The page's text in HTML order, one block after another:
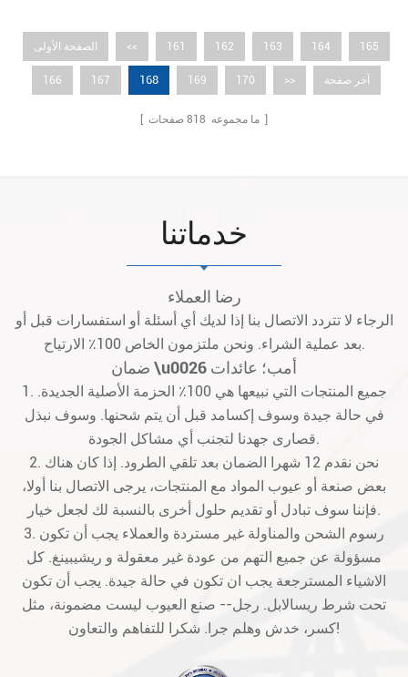
الصفحة الأولى << 161 162 163 164 165
166 167 168 169 170 >> آخر صفحة
[ ما مجموعه 818 صفحات ]
خدماتنا
رضا العملاء
الرجاء لا تتردد الاتصال بنا إذا لديك أي أسئلة أو استفسارات قبل أو
بعد عملية الشراء. ونحن ملتزمون الخاص 100٪ الارتياح.
ضمان \u0026 أمب؛ عائدات
1. جميع المنتجات التي نبيعها هي 100٪ الحزمة الأصلية الجديدة.
في حالة جيدة وسوف إكسامد قبل أن يتم شحنها. وسوف نبذل
قصارى جهدنا لتجنب أي مشاكل الجودة.
2. نحن نقدم 12 شهرا الضمان بعد تلقي الطرود. إذا كان هناك
بعض صنعة أو عيوب المواد مع المنتجات، يرجى الاتصال بنا أولا،
فإننا سوف تبادل أو تقديم حلول أخرى بالنسبة لك لجعل خيار.
3. رسوم الشحن والمناولة غير مستردة والعملاء يجب أن تكون
مسؤولة عن جميع التهم من عودة غير معقولة و ريشيبينغ. كل
الاشياء المسترجعة يجب ان تكون في حالة جيدة. يجب أن تكون
تحت شرط ريسالابل. رجل-- صنع العيوب ليست مضمونة، مثل
كسر، خدش وهلم جرا. شكرا للتفاهم والتعاون!